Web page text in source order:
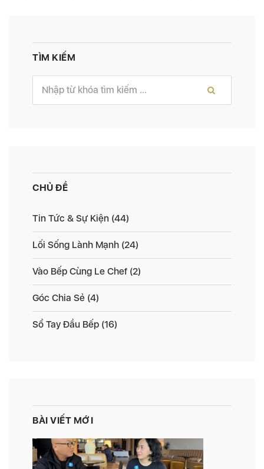
TÌM KIẾM
CHỦ ĐỀ
Tin Tức & Sự Kiện (44)
Lối Sống Lành Mạnh (24)
Vào Bếp Cùng Le Chef (2)
Góc Chia Sẻ (4)
Sổ Tay Đầu Bếp (16)
BÀI VIẾT MỚI